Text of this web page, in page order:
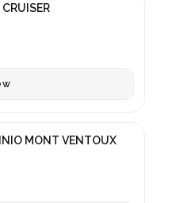
MONT VENTOUX